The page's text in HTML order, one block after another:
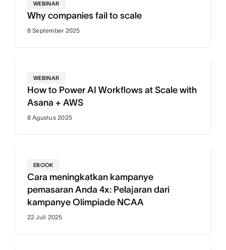
WEBINAR
Why companies fail to scale
8 September 2025
WEBINAR
How to Power AI Workflows at Scale with
Asana + AWS
8 Agustus 2025
EBOOK
Cara meningkatkan kampanye
pemasaran Anda 4x: Pelajaran dari
kampanye Olimpiade NCAA
22 Juli 2025